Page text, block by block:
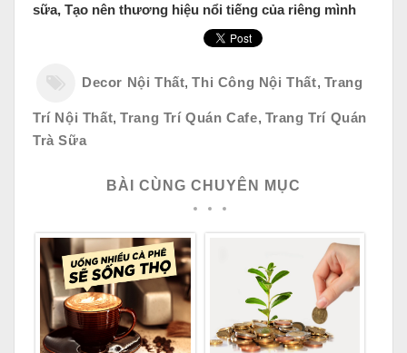
sữa, Tạo nên thương hiệu nổi tiếng của riêng mình
Decor Nội Thất,Thi Công Nội Thất, Trang
Trí Nội Thất,Trang Trí Quán Cafe, Trang Trí Quán
Trà Sữa
BÀI CÙNG CHUYÊN MỤC